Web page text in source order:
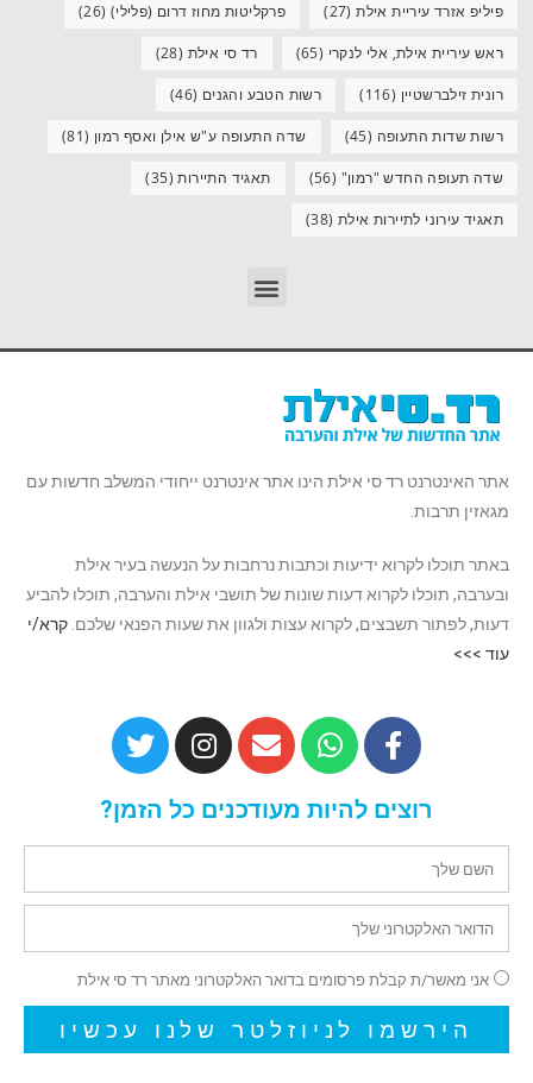
פיליפ אזרד עיריית אילת(27) פרקליטות מחוז דרום (פלילי) (26)
ראש עיריית אילת, אלי לנקרי (65) רד סי אילת (28)
רונית זילברשטיין (116) רשות הטבע והגנים (46)
רשות שדות התעופה (45) שדה התעופה ע"ש אילן ואסף רמון (81)
שדה תעופה החדש "רמון" (56) תאגיד התיירות(35)
תאגיד עירוני לתיירות אילת (38)
אתר האינטרנט רד סי אילת הינו אתר אינטרנט ייחודי המשלב חדשות עם
מגאזין תרבות.
באתר תוכלו לקרוא ידיעות וכתבות נרחבות על הנעשה בעיר אילת
ובערבה, תוכלו לקרוא דעות שונות של תושבי אילת והערבה, תוכלו להביע
דעות, לפתור תשבצים, לקרוא עצות ולגוון את שעות הפנאי שלכם. קרא/י
עוד >>>
רוצים להיות מעודכנים כל הזמן?
אני מאשר/ת קבלת פרסומים בדואר האלקטרוני מאתר רד סי אילת
הירשמו לניוזלטר שלנו עכשיו